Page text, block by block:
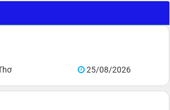
25/08/2026